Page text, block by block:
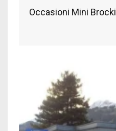
Occasioni Mini Brocki